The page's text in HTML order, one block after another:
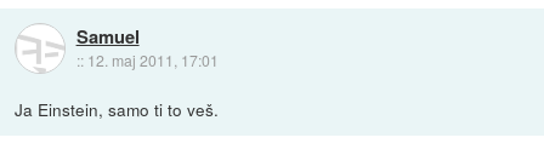
Samuel
:: 12. maj 2011, 17:01
Ja Einstein, samo ti to veš.